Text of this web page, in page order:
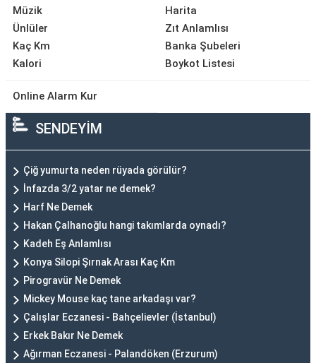
Müzik
Ünlüler
Kaç Km
Kalori
Harita
Zıt Anlamlısı
Banka Şubeleri
Boykot Listesi
Online Alarm Kur
SENDEYİM
Çiğ yumurta neden rüyada görülür?
İnfazda 3/2 yatar ne demek?
Harf Ne Demek
Hakan Çalhanoğlu hangi takımlarda oynadı?
Kadeh Eş Anlamlısı
Konya Silopi Şırnak Arası Kaç Km
Pirogravür Ne Demek
Mickey Mouse kaç tane arkadaşı var?
Çalışlar Eczanesi - Bahçelievler (İstanbul)
Erkek Bakır Ne Demek
Ağırman Eczanesi - Palandöken (Erzurum)